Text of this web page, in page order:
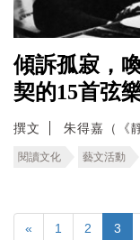
傾訴孤寂，
契的15首弦
撰文 朱得嘉（《
閱讀文化 藝文活動
« 1 2 3